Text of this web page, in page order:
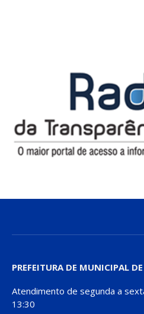
PREFEITURA DE MUNICIPAL
Atendimento de segunda a
13:30